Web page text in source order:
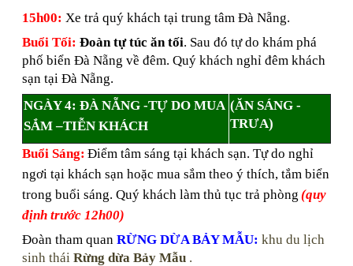
15h00: Xe trả quý khách tại trung tâm Đà Nẵng.
Buổi Tối: Đoàn tự túc ăn tối. Sau đó tự do khám phá
phố biển Đà Nẵng về đêm. Quý khách nghỉ đêm khách
sạn tại Đà Nẵng.
NGÀY 4: ĐÀ NẴNG -TỰ DO MUA
SẮM –TIỄN KHÁCH
(ĂN SÁNG -
TRƯA)
Buổi Sáng: Điểm tâm sáng tại khách sạn. Tự do nghỉ
ngơi tại khách sạn hoặc mua sắm theo ý thích, tắm biển
trong buổi sáng. Quý khách làm thủ tục trả phòng (quy
định trước 12h00)
Đoàn tham quan RỪNG DỪA BẢY MẪU: khu du lịch
sinh thái Rừng dừa Bảy Mẫu .